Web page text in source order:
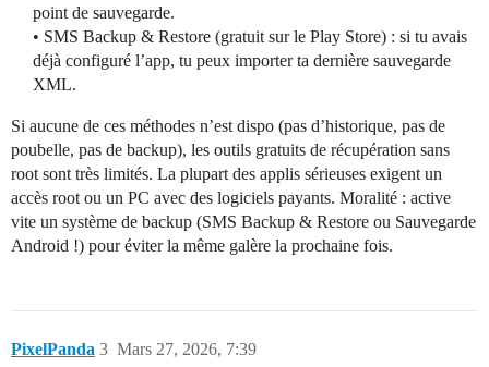
point de sauvegarde.
• SMS Backup & Restore (gratuit sur le Play Store) : si tu avais
déjà configuré l’app, tu peux importer ta dernière sauvegarde
XML.
Si aucune de ces méthodes n’est dispo (pas d’historique, pas de
poubelle, pas de backup), les outils gratuits de récupération sans
root sont très limités. La plupart des applis sérieuses exigent un
accès root ou un PC avec des logiciels payants. Moralité : active
vite un système de backup (SMS Backup & Restore ou Sauvegarde
Android !) pour éviter la même galère la prochaine fois.
PixelPanda Mars 27, 2026, 7:39
3